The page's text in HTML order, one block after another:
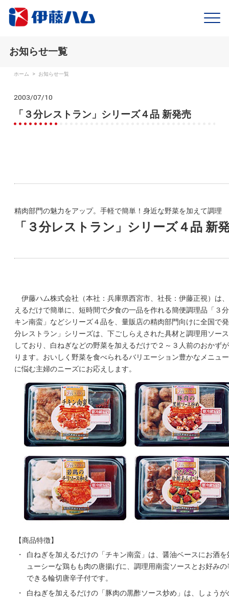
お知らせ一覧
ホーム > お知らせ一覧
2003/07/10
「３分レストラン」シリーズ４品 新発売
精肉部門の魅力をアップ。手軽で簡単！身近な野菜を加えて調理
「３分レストラン」シリーズ４品 新
伊藤ハム株式会社（本社：兵庫県西宮市、社長：伊藤正視）は
えるだけで簡単に、短時間で夕食の一品を作れる簡便調理品「３
キン南蛮」などシリーズ４品を、量販店の精肉部門向けに全国で
分レストラン」シリーズは、下ごしらえされた具材と調理用ソー
しており、白ねぎなどの野菜を加えるだけで２～３人前のおかず
ります。おいしく野菜を食べられるバリエーション豊かなメニュ
に悩む主婦のニーズにお応えします。
【商品特徴】
・
白ねぎを加えるだけの「チキン南蛮」は、醤油ベースにお酒を
ューシーな鶏もも肉の唐揚げに、調理用南蛮ソースとお好み
できる輪切唐辛子付です。
・
白ねぎを加えるだけの「豚肉の黒酢ソース炒め」は、しょうが